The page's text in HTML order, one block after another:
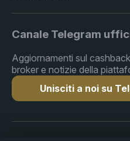
Canale Telegram
Aggiornamenti sul
broker e notizie della
Unisciti a noi su